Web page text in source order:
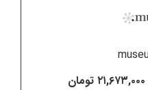
۲۱,۶۷۳,۰۰۰ تومان